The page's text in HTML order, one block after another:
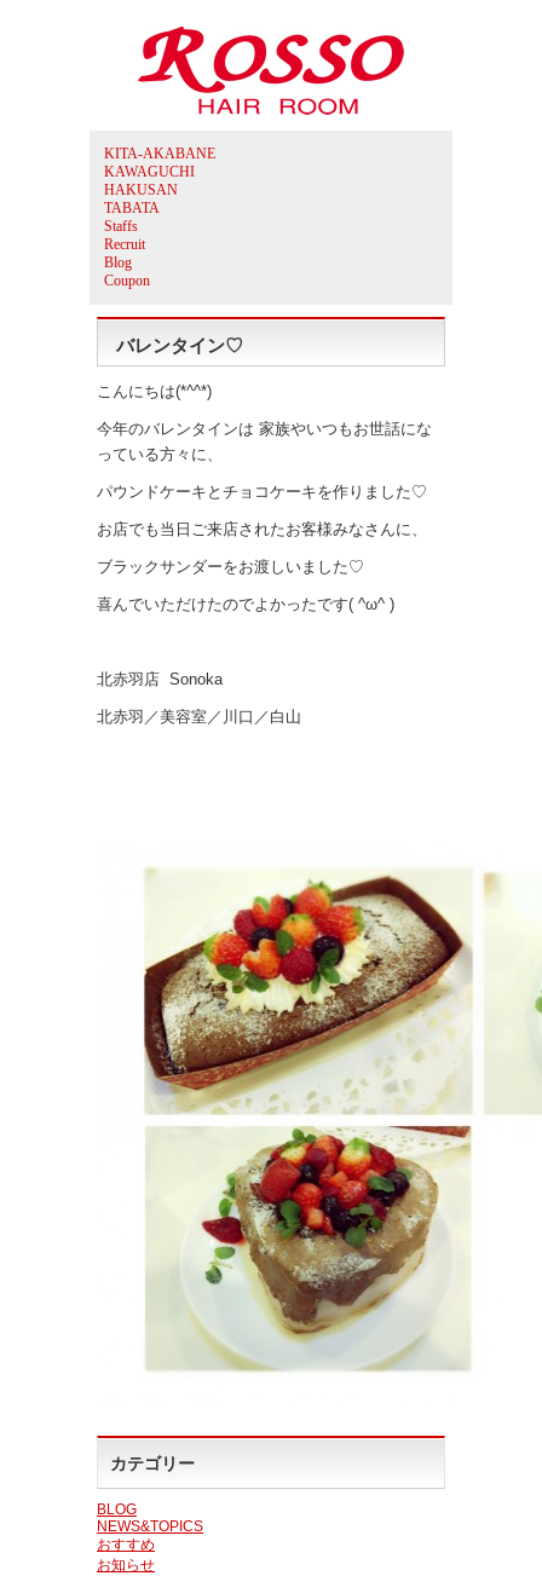
KITA-AKABANE
KAWAGUCHI
HAKUSAN
TABATA
Staffs
Recruit
Blog
Coupon
バレンタイン♡
こんにちは(*^^*)
今年のバレンタインは 家族やいつもお世話にな
っている方々に、
パウンドケーキとチョコケーキを作りました♡
お店でも当日ご来店されたお客様みなさんに、
ブラックサンダーをお渡しいました♡
喜んでいただけたのでよかったです( ^ω^ )
北赤羽店 Sonoka
北赤羽／美容室／川口／白山
カテゴリー
BLOG
NEWS&TOPICS
おすすめ
お知らせ